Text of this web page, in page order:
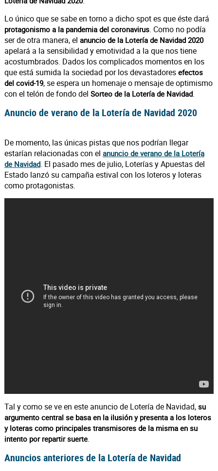
Lo único que se sabe en torno a dicho spot es que éste dará
protagonismo a la pandemia del coronavirus. Como no podía
ser de otra manera, el anuncio de la Lotería de Navidad 2020
apelará a la sensibilidad y emotividad a la que nos tiene
acostumbrados. Dados los complicados momentos en los
que está sumida la sociedad por los devastadores efectos
del covid-19, se espera un homenaje o mensaje de optimismo
con el telón de fondo del Sorteo de la Lotería de Navidad.
Anuncio de verano de la Lotería de Navidad 2020
De momento, las únicas pistas que nos podrían llegar
estarían relacionadas con el anuncio de verano de la Lotería
de Navidad. El pasado mes de julio, Loterías y Apuestas del
Estado lanzó su campaña estival con los loteros y loteras
como protagonistas.
Tal y como se ve en este anuncio de Lotería de Navidad, su
argumento central se basa en la ilusión y presenta a los loteros
y loteras como principales transmisores de la misma en su
intento por repartir suerte.
Anuncios anteriores de la Lotería de Navidad